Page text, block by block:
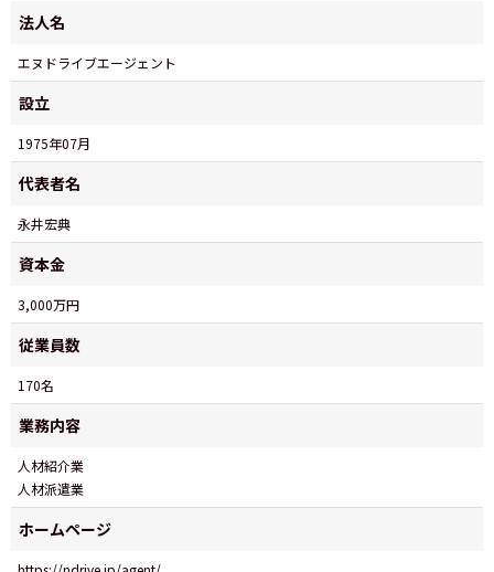
法人名
エヌドライブエージェント
設立
1975年07月
代表者名
永井宏典
資本金
3,000万円
従業員数
170名
業務内容
人材紹介業
人材派遣業
ホームページ